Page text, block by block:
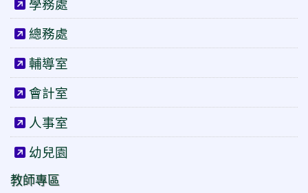
總務處
輔導室
會計室
人事室
幼兒園
教師專區